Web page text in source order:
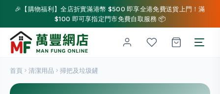
🎉【購物福利】全店折實滿港幣 $500 即享全港免費送貨上門！滿
$100 即可享指定門市免費自取服務 📦
首頁 清潔用品 掃把及垃圾鏟